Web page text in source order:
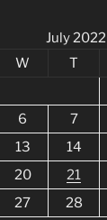
July 2022
W T
6 7
13 14
20 21
27 28